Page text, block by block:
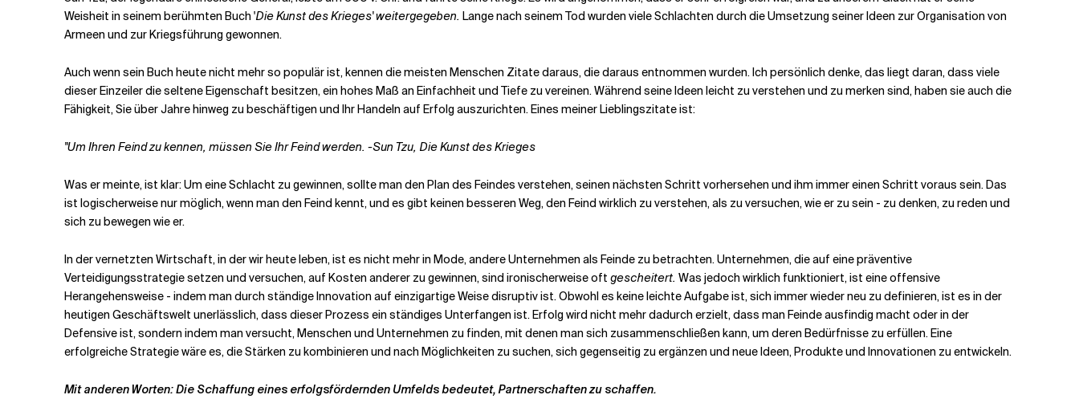
Verwandte Themen
Weisheit in seinem berühmten Buch 'Die Kunst des Krieges' weitergegeben. Lange nach seinem Tod wurden viele Schlachten durch die Umsetzung seiner Ideen zur Organisation von
Armeen und zur Kriegsführung gewonnen.
Auch wenn sein Buch heute nicht mehr so populär ist, kennen die meisten Menschen Zitate daraus, die daraus entnommen wurden. Ich persönlich denke, das liegt daran, dass viele
dieser Einzeiler die seltene Eigenschaft besitzen, ein hohes Maß an Einfachheit und Tiefe zu vereinen. Während seine Ideen leicht zu verstehen und zu merken sind, haben sie auch die
Fähigkeit, Sie über Jahre hinweg zu beschäftigen und Ihr Handeln auf Erfolg auszurichten. Eines meiner Lieblingszitate ist:
"Um Ihren Feind zu kennen, müssen Sie Ihr Feind werden. -Sun Tzu, Die Kunst des Krieges
Was er meinte, ist klar: Um eine Schlacht zu gewinnen, sollte man den Plan des Feindes verstehen, seinen nächsten Schritt vorhersehen und ihm immer einen Schritt voraus sein. Das
ist logischerweise nur möglich, wenn man den Feind kennt, und es gibt keinen besseren Weg, den Feind wirklich zu verstehen, als zu versuchen, wie er zu sein - zu denken, zu reden und
sich zu bewegen wie er.
In der vernetzten Wirtschaft, in der wir heute leben, ist es nicht mehr in Mode, andere Unternehmen als Feinde zu betrachten. Unternehmen, die auf eine präventive
Verteidigungsstrategie setzen und versuchen, auf Kosten anderer zu gewinnen, sind ironischerweise oft gescheitert. Was jedoch wirklich funktioniert, ist eine offensive
Herangehensweise - indem man durch ständige Innovation auf einzigartige Weise disruptiv ist. Obwohl es keine leichte Aufgabe ist, sich immer wieder neu zu definieren, ist es in der
heutigen Geschäftswelt unerlässlich, dass dieser Prozess ein ständiges Unterfangen ist. Erfolg wird nicht mehr dadurch erzielt, dass man Feinde ausfindig macht oder in der
Defensive ist, sondern indem man versucht, Menschen und Unternehmen zu finden, mit denen man sich zusammenschließen kann, um deren Bedürfnisse zu erfüllen. Eine
erfolgreiche Strategie wäre es, die Stärken zu kombinieren und nach Möglichkeiten zu suchen, sich gegenseitig zu ergänzen und neue Ideen, Produkte und Innovationen zu entwickeln.
Mit anderen Worten: Die Schaffung eines erfolgsfördernden Umfelds bedeutet, Partnerschaften zu schaffen.